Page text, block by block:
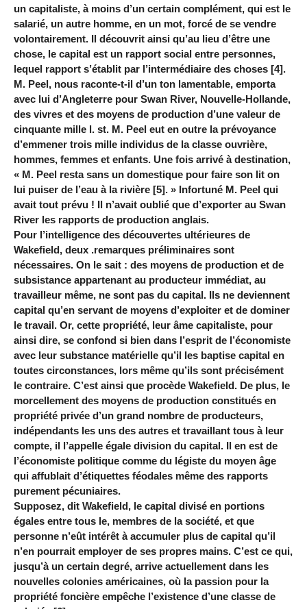
un capitaliste, à moins d’un certain complément, qui est le
salarié, un autre homme, en un mot, forcé de se vendre
volontairement. Il découvrit ainsi qu’au lieu d’être une
chose, le capital est un rapport social entre personnes,
lequel rapport s’établit par l’intermédiaire des choses [4].
M. Peel, nous raconte-t-il d’un ton lamentable, emporta
avec lui d’Angleterre pour Swan River, Nouvelle-Hollande,
des vivres et des moyens de production d’une valeur de
cinquante mille l. st. M. Peel eut en outre la prévoyance
d’emmener trois mille individus de la classe ouvrière,
hommes, femmes et enfants. Une fois arrivé à destination,
« M. Peel resta sans un domestique pour faire son lit on
lui puiser de l’eau à la rivière [5]. » Infortuné M. Peel qui
avait tout prévu ! Il n’avait oublié que d’exporter au Swan
River les rapports de production anglais.
Pour l’intelligence des découvertes ultérieures de
Wakefield, deux .remarques préliminaires sont
nécessaires. On le sait : des moyens de production et de
subsistance appartenant au producteur immédiat, au
travailleur même, ne sont pas du capital. Ils ne deviennent
capital qu’en servant de moyens d’exploiter et de dominer
le travail. Or, cette propriété, leur âme capitaliste, pour
ainsi dire, se confond si bien dans l’esprit de l’économiste
avec leur substance matérielle qu’il les baptise capital en
toutes circonstances, lors même qu’ils sont précisément
le contraire. C’est ainsi que procède Wakefield. De plus, le
morcellement des moyens de production constitués en
propriété privée d’un grand nombre de producteurs,
indépendants les uns des autres et travaillant tous à leur
compte, il l’appelle égale division du capital. Il en est de
l’économiste politique comme du légiste du moyen âge
qui affublait d’étiquettes féodales même des rapports
purement pécuniaires.
Supposez, dit Wakefield, le capital divisé en portions
égales entre tous le, membres de la société, et que
personne n’eût intérêt à accumuler plus de capital qu’il
n’en pourrait employer de ses propres mains. C’est ce qui,
jusqu’à un certain degré, arrive actuellement dans les
nouvelles colonies américaines, où la passion pour la
propriété foncière empêche l’existence d’une classe de